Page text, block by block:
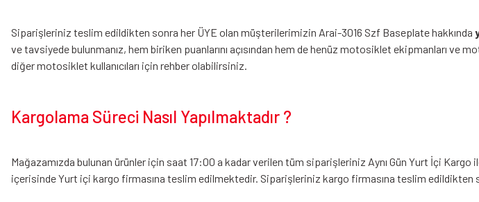
Siparişleriniz teslim edildikten sonra her ÜYE olan müşterilerimizin Arai-3016 Szf Baseplate hakkında
ve tavsiyede bulunmanız, hem biriken puanlarını açısından hem de henüz motosiklet ekipmanları ve
diğer motosiklet kullanıcıları için rehber olabilirsiniz.
Kargolama Süreci Nasıl Yapılmaktadır ?
Mağazamızda bulunan ürünler için saat 17:00 a kadar verilen tüm siparişleriniz Aynı Gün Yurt İçi
içerisinde Yurt içi kargo firmasına teslim edilmektedir. Siparişleriniz kargo firmasına teslim edildikten